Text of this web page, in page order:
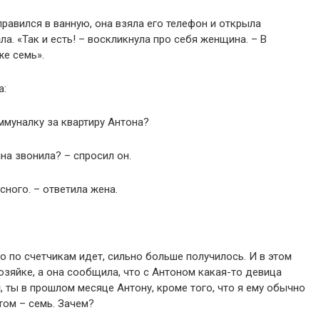
в ванную, она взяла его телефон и открыла
«Так и есть! – воскликнула про себя женщина. – В
семь».
за квартиру Антона?
звонила? – спросил он.
– ответила жена.
по счетчикам идет, сильно больше получилось. И в этом
а она сообщила, что с Антоном какая-то девица
ты в прошлом месяце Антону, кроме того, что я ему обычно
– семь. Зачем?